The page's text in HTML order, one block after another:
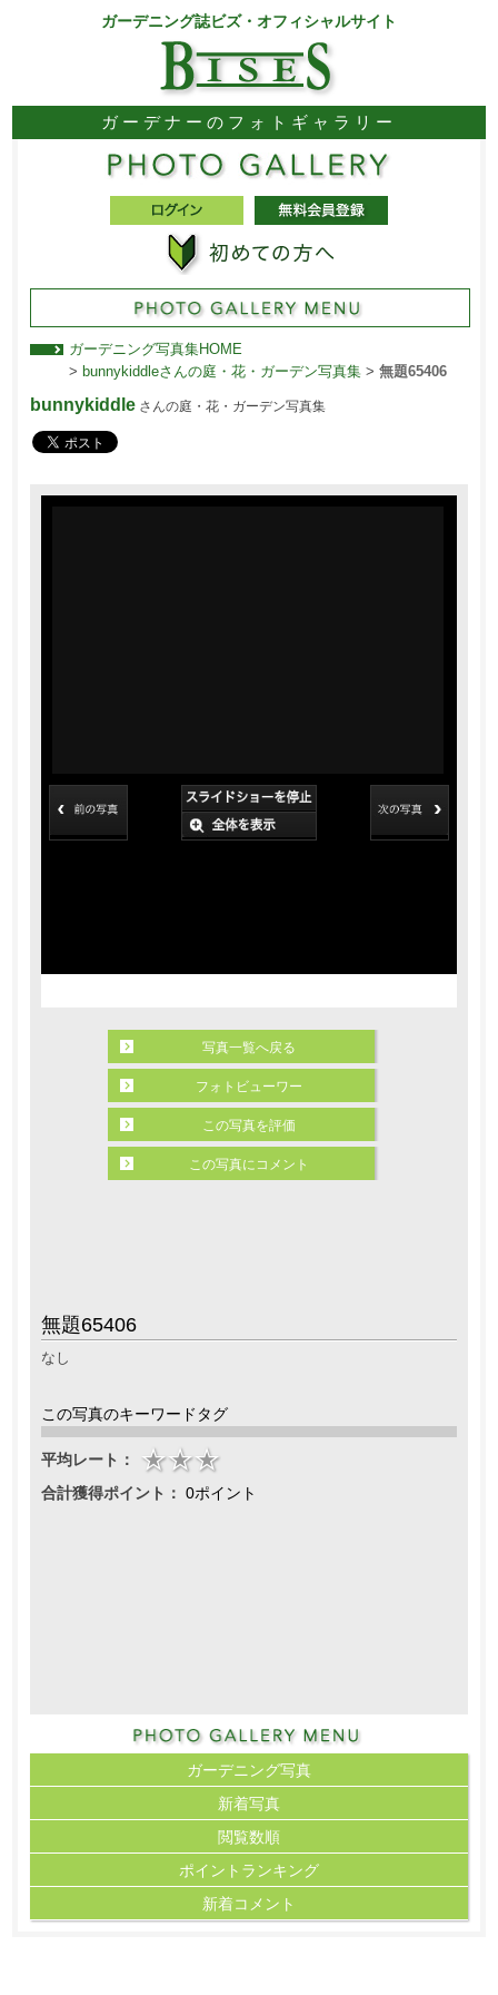
ガーデニング誌ビズ・オフィシャルサイト
ガーデナーのフォトギャラリー
ガーデニング写真集HOME
> bunnykiddleさんの庭・花・ガーデン写真集> 無題65406
bunnykiddleさんの庭・花・ガーデン写真集
無題65406
なし
この写真のキーワードタグ
平均レート：
合計獲得ポイント： 0ポイント
写真一覧へ戻る
フォトビューワー
この写真を評価
この写真にコメント
ガーデニング写真
新着写真
閲覧数順
ポイント ランキング
新着コメント